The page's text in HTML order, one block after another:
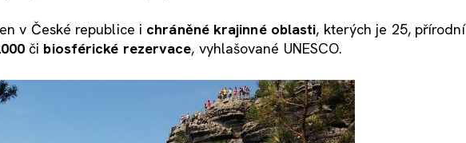
v České republice i chráněné krajinné oblasti, kterých je 25, přírodní
či biosférické rezervace, vyhlašované UNESCO.